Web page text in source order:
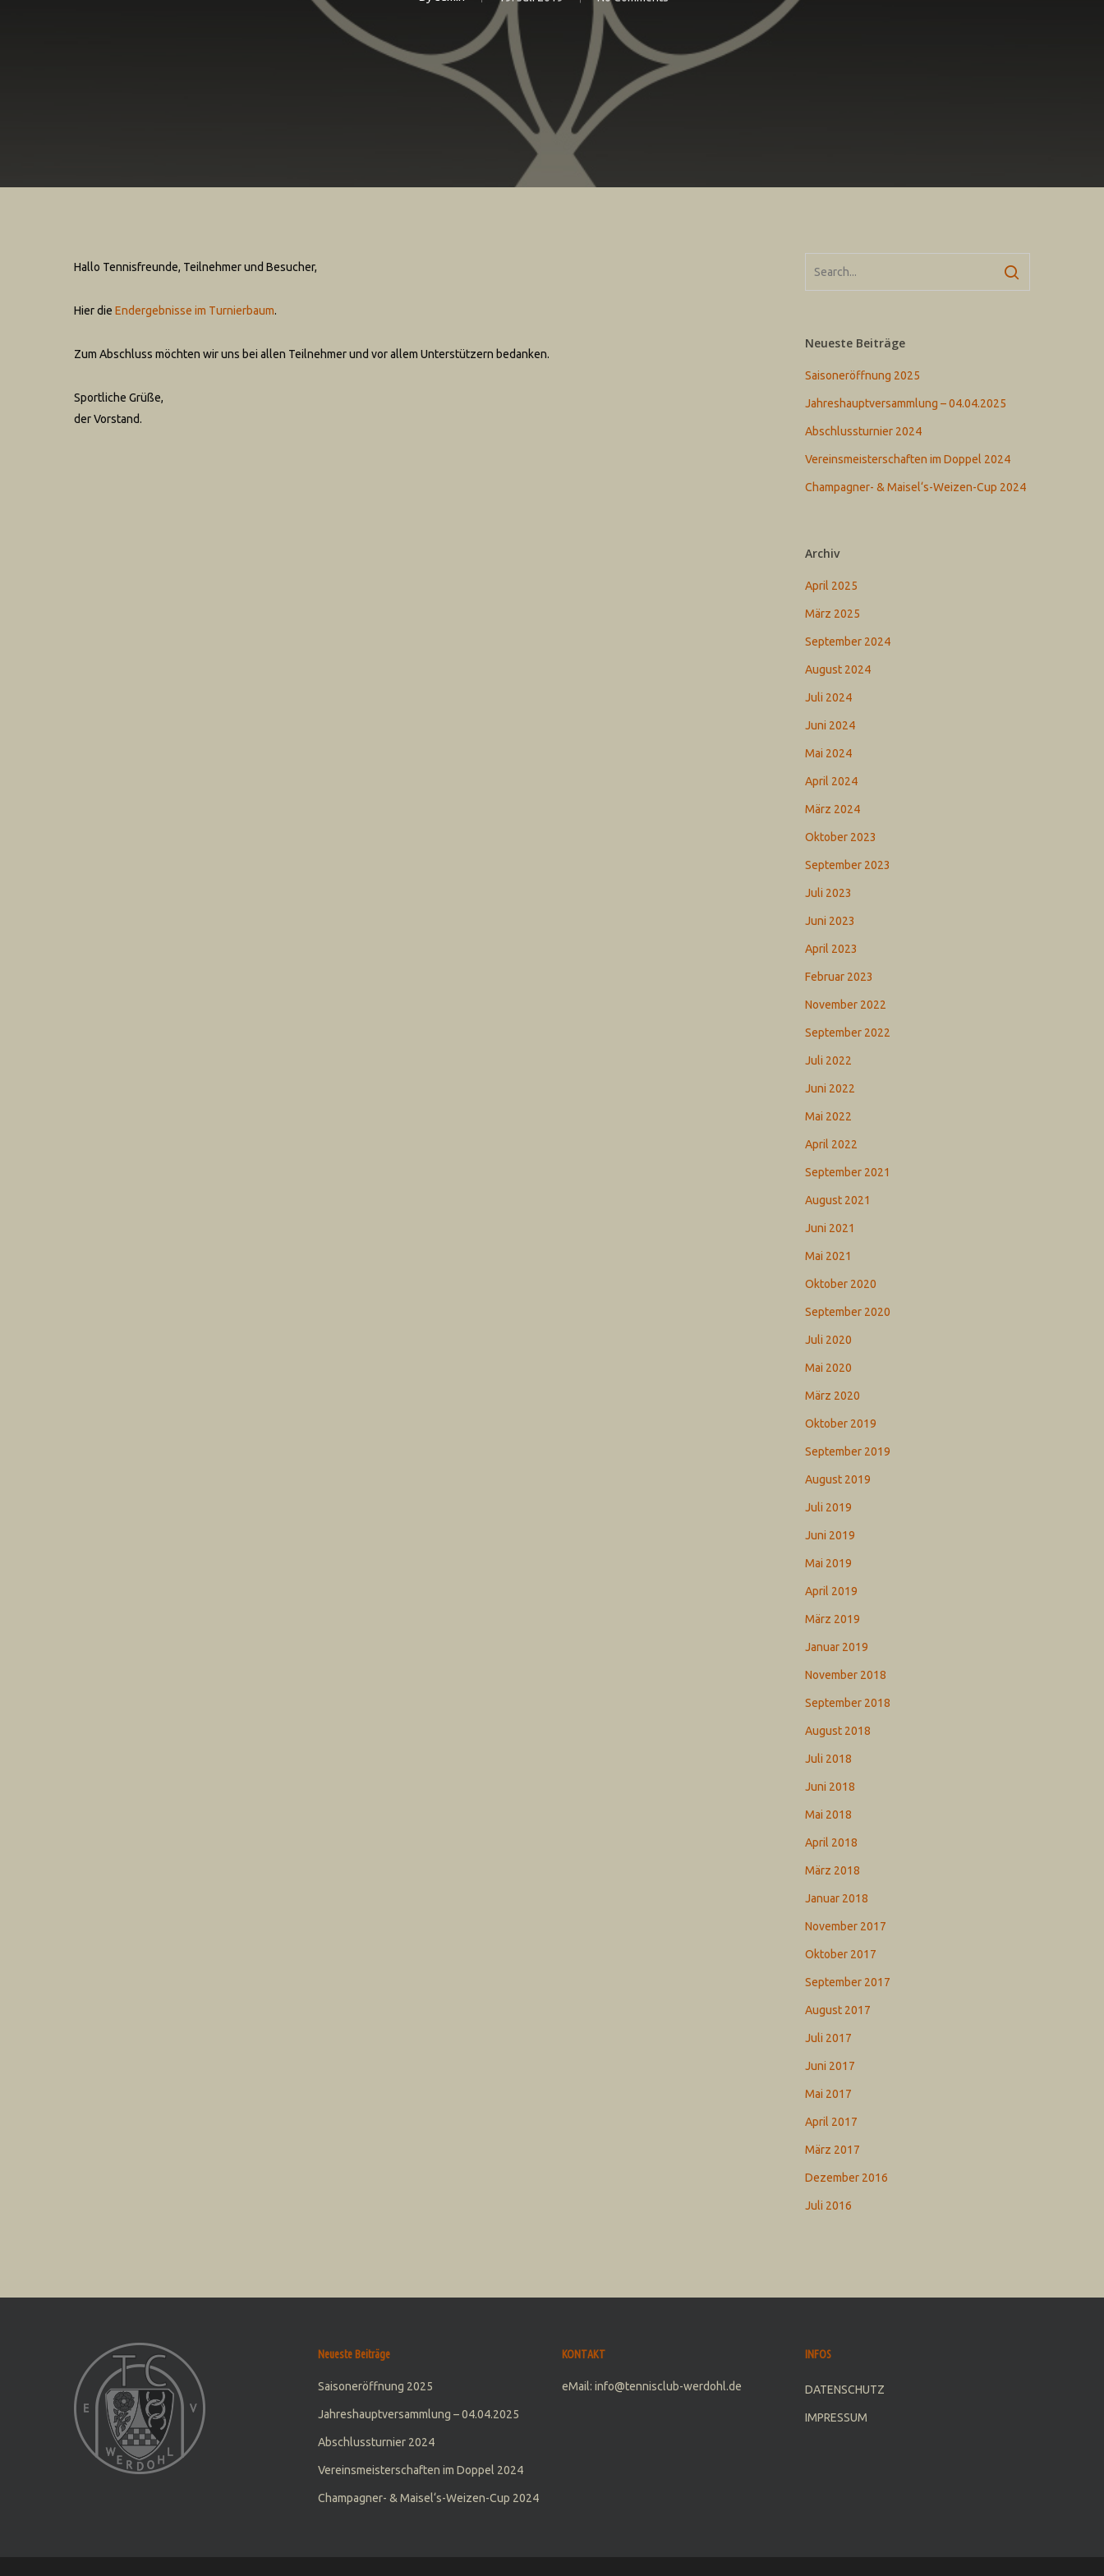
Hallo Tennisfreunde, Teilnehmer und Besucher,
Hier die Endergebnisse im Turnierbaum.
Zum Abschluss möchten wir uns bei allen Teilnehmer und vor allem Unterstützern bedanken.
Sportliche Grüße,
der Vorstand.
Neueste Beiträge
Saisoneröffnung 2025
Jahreshauptversammlung – 04.04.2025
Abschlussturnier 2024
Vereinsmeisterschaften im Doppel 2024
Champagner- & Maisel‘s-Weizen-Cup 2024
Archiv
April 2025
März 2025
September 2024
August 2024
Juli 2024
Juni 2024
Mai 2024
April 2024
März 2024
Oktober 2023
September 2023
Juli 2023
Juni 2023
April 2023
Februar 2023
November 2022
September 2022
Juli 2022
Juni 2022
Mai 2022
April 2022
September 2021
August 2021
Juni 2021
Mai 2021
Oktober 2020
September 2020
Juli 2020
Mai 2020
März 2020
Oktober 2019
September 2019
August 2019
Juli 2019
Juni 2019
Mai 2019
April 2019
März 2019
Januar 2019
November 2018
September 2018
August 2018
Juli 2018
Juni 2018
Mai 2018
April 2018
März 2018
Januar 2018
November 2017
Oktober 2017
September 2017
August 2017
Juli 2017
Juni 2017
Mai 2017
April 2017
März 2017
Dezember 2016
Juli 2016
Neueste Beiträge
Saisoneröffnung 2025
Jahreshauptversammlung – 04.04.2025
Abschlussturnier 2024
Vereinsmeisterschaften im Doppel 2024
Champagner- & Maisel‘s-Weizen-Cup 2024
KONTAKT
eMail: info@tennisclub-werdohl.de
INFOS
DATENSCHUTZ
IMPRESSUM